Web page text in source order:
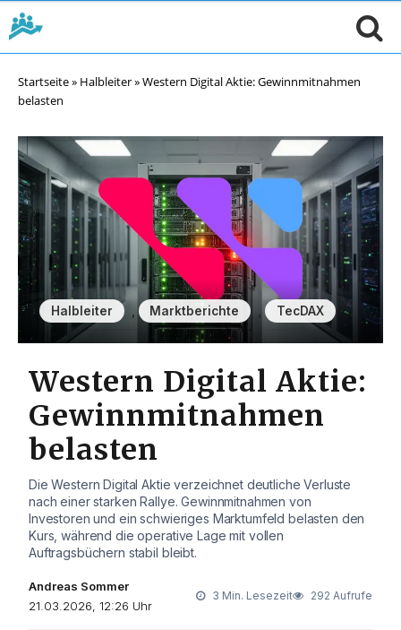
Startseite» Halbleiter»Western Digital Aktie: Gewinnmitnahmen
belasten
Halbleiter , Marktberichte , TecDAX
Western Digital Aktie:
Gewinnmitnahmen
belasten
Die Western Digital Aktie verzeichnet deutliche Verluste
nach einer starken Rallye. Gewinnmitnahmen von
Investoren und ein schwieriges Marktumfeld belasten den
Kurs, während die operative Lage mit vollen
Auftragsbüchern stabil bleibt.
Andreas Sommer
21.03.2026, 12:26 Uhr
3 Min. Lesezeit 292 Aufrufe